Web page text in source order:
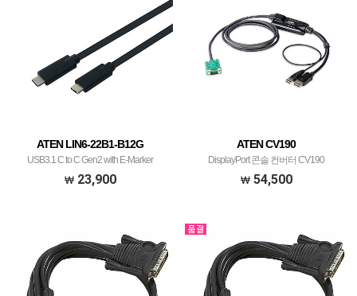
ATEN LIN6-22B1-B12G
USB3.1 C to C Gen2 with E-Marker
Cypress 5A - LIN6-22B1-B12G
23,900
ATEN CV190
DisplayPort 콘솔 컨버터 CV190
54,500